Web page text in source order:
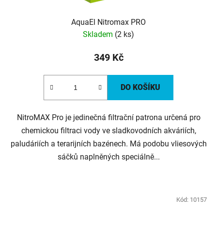
AquaEl Nitromax PRO
Skladem (2 ks)
349 Kč
DO KOŠÍKU
NitroMAX Pro je jedinečná filtrační patrona určená pro
chemickou filtraci vody ve sladkovodních akváriích,
paludáriích a terarijních bazénech. Má podobu vliesových
sáčků naplněných speciálně...
Kód: 10157